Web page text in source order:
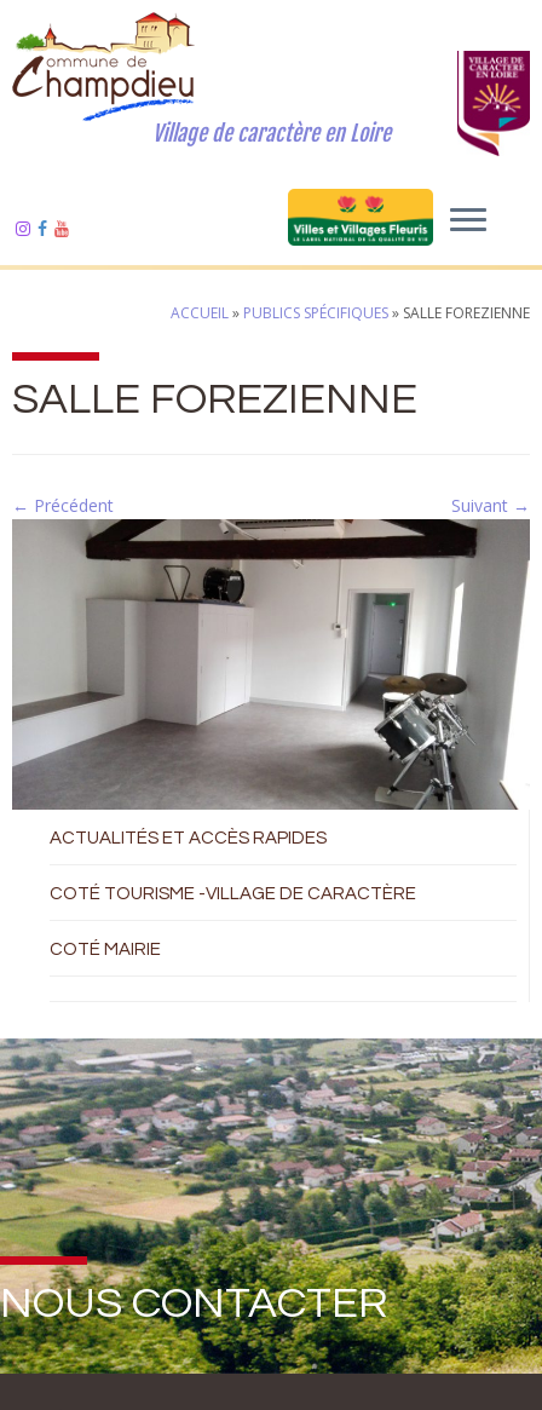
Village de caractère en Loire
ACCUEIL» PUBLICS SPÉCIFIQUES» SALLE FOREZIENNE
SALLE FOREZIENNE
← Précédent Suivant →
ACTUALITÉS ET ACCÈS RAPIDES
COTÉ TOURISME -VILLAGE DE CARACTÈRE
COTÉ MAIRIE
NOUS CONTACTER